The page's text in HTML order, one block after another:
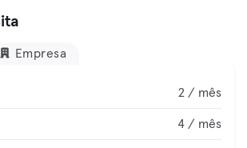
Empresa
2 / mês
4 / mês